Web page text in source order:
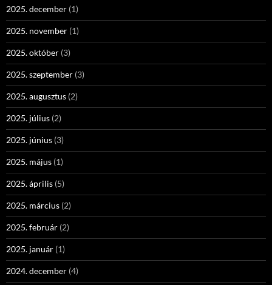
2025. december (1)
2025. november (1)
2025. október (3)
2025. szeptember (3)
2025. augusztus (2)
2025. július (2)
2025. június (3)
2025. május (1)
2025. április (5)
2025. március (2)
2025. február (2)
2025. január (1)
2024. december (4)